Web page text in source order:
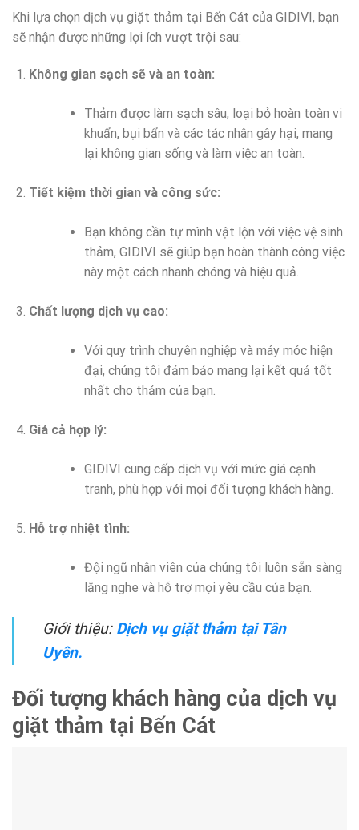
Khi lựa chọn dịch vụ giặt thảm tại Bến Cát của GIDIVI, bạn
sẽ nhận được những lợi ích vượt trội sau:
Không gian sạch sẽ và an toàn:
Thảm được làm sạch sâu, loại bỏ hoàn toàn vi
khuẩn, bụi bẩn và các tác nhân gây hại, mang
lại không gian sống và làm việc an toàn.
Tiết kiệm thời gian và công sức:
Bạn không cần tự mình vật lộn với việc vệ sinh
thảm, GIDIVI sẽ giúp bạn hoàn thành công việc
này một cách nhanh chóng và hiệu quả.
Chất lượng dịch vụ cao:
Với quy trình chuyên nghiệp và máy móc hiện
đại, chúng tôi đảm bảo mang lại kết quả tốt
nhất cho thảm của bạn.
Giá cả hợp lý:
GIDIVI cung cấp dịch vụ với mức giá cạnh
tranh, phù hợp với mọi đối tượng khách hàng.
Hỗ trợ nhiệt tình:
Đội ngũ nhân viên của chúng tôi luôn sẵn sàng
lắng nghe và hỗ trợ mọi yêu cầu của bạn.
Giới thiệu: Dịch vụ giặt thảm tại Tân
Uyên.
Đối tượng khách hàng của dịch vụ
giặt thảm tại Bến Cát